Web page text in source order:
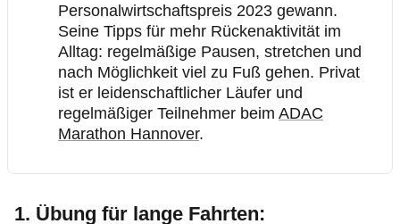
Personalwirtschaftspreis 2023 gewann.
Seine Tipps für mehr Rückenaktivität im
Alltag: regelmäßige Pausen, stretchen und
nach Möglichkeit viel zu Fuß gehen. Privat
ist er leidenschaftlicher Läufer und
regelmäßiger Teilnehmer beim ADAC
Marathon Hannover.
1. Übung für lange Fahrten: